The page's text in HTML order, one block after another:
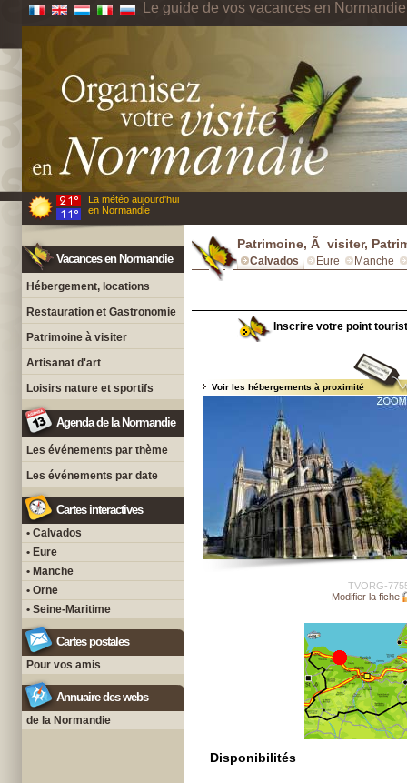
Le guide de vos vacances en Normandie
La météo aujourd'hui
en Normandie
Vacances en Normandie
Hébergement, locations
Restauration et Gastronomie
Patrimoine à visiter
Artisanat d'art
Loisirs nature et sportifs
Agenda de la Normandie
Les événements par thème
Les événements par date
Cartes interactives
• Calvados
• Eure
• Manche
• Orne
• Seine-Maritime
Cartes postales
Pour vos amis
Annuaire des webs
de la Normandie
Patrimoine, Ã visiter,
Calvados Eure Manche
Inscrire votre point
Voir les hébergements à proximité
TVORG-
Modifier la fiche
Disponibilités